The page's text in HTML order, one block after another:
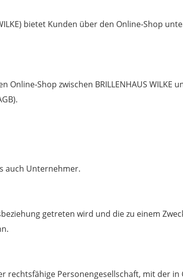
bietet Kunden über den Online‐Shop
zwischen BRILLENHAUS
auch Unternehmer.
getreten wird und die zu einem
Personengesellschaft, mit der